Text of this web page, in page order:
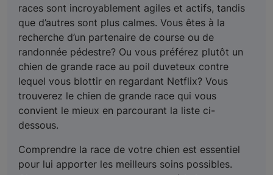
races sont incroyablement agiles et actifs, tandis
que d’autres sont plus calmes. Vous êtes à la
recherche d’un partenaire de course ou de
randonnée pédestre? Ou vous préférez plutôt un
chien de grande race au poil duveteux contre
lequel vous blottir en regardant Netflix? Vous
trouverez le chien de grande race qui vous
convient le mieux en parcourant la liste ci-
dessous.
Comprendre la race de votre chien est essentiel
pour lui apporter les meilleurs soins possibles.